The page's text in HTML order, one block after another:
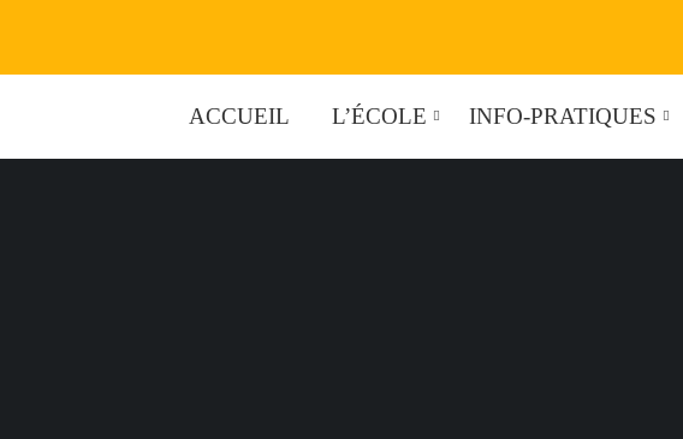
ACCUEIL L’ÉCOLE INFO-PRATIQUES